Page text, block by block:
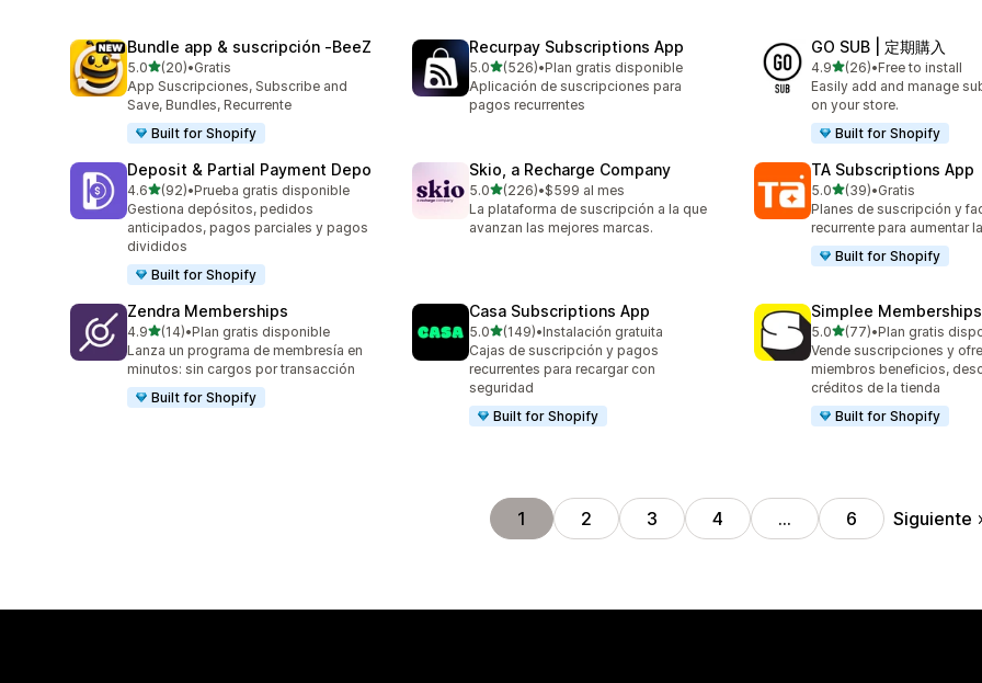
Bundle app & suscripción ‑BeeZ
5.0de 5 estrellas
(20)
20 reseñas en total
•Gratis
App Suscripciones, Subscribe and
Save, Bundles, Recurrente
Built for Shopify
Recurpay Subscriptions App
5.0de 5 estrellas
(526)
526 reseñas en total
•Plan gratis disponible
Aplicación de suscripciones para
pagos recurrentes
GO SUB | 定期購入
4.9de 5 estrellas
(26)
26 reseñas en total
•Free to install
Easily add and manage
on your store.
Built for Shopify
Deposit & Partial Payment Depo
4.6de 5 estrellas
(92)
92 reseñas en total
•Prueba gratis disponible
Gestiona depósitos, pedidos
anticipados, pagos parciales y pagos
divididos
Built for Shopify
Skio, a Recharge Company
5.0de 5 estrellas
(226)
226 reseñas en total
•$599 al mes
La plataforma de suscripción a la que
avanzan las mejores marcas.
TA Subscriptions App
5.0de 5 estrellas
(39)
39 reseñas en total
•Gratis
Planes de suscripción y
recurrente para aumentar
Built for Shopify
Zendra Memberships
4.9de 5 estrellas
(14)
14 reseñas en total
•Plan gratis disponible
Lanza un programa de membresía en
minutos: sin cargos por transacción
Built for Shopify
Casa Subscriptions App
5.0de 5 estrellas
(149)
149 reseñas en total
•Instalación gratuita
Cajas de suscripción y pagos
recurrentes para recargar con
seguridad
Built for Shopify
Simplee
5.0de 5 estrellas
(77)
77 reseñas en total
•Plan gratis
Vende suscripciones y
miembros beneficios,
créditos de la tienda
Built for Shopify
1 2 3 4 … 6 Siguiente